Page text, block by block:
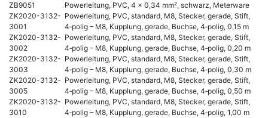
ZB9051
Powerleitung, PVC, 4 x 0,34 mm², schwarz, Meterware
ZK2020-3132-
3001
Powerleitung, PVC, standard, M8, Stecker, gerade, Stift,
4‑polig – M8, Kupplung, gerade, Buchse, 4‑polig, 0,15 m
ZK2020-3132-
3002
Powerleitung, PVC, standard, M8, Stecker, gerade, Stift,
4‑polig – M8, Kupplung, gerade, Buchse, 4‑polig, 0,20 m
ZK2020-3132-
3003
Powerleitung, PVC, standard, M8, Stecker, gerade, Stift,
4‑polig – M8, Kupplung, gerade, Buchse, 4‑polig, 0,30 m
ZK2020-3132-
3005
Powerleitung, PVC, standard, M8, Stecker, gerade, Stift,
4‑polig – M8, Kupplung, gerade, Buchse, 4‑polig, 0,50 m
ZK2020-3132-
3010
Powerleitung, PVC, standard, M8, Stecker, gerade, Stift,
4‑polig – M8, Kupplung, gerade, Buchse, 4‑polig, 1,00 m